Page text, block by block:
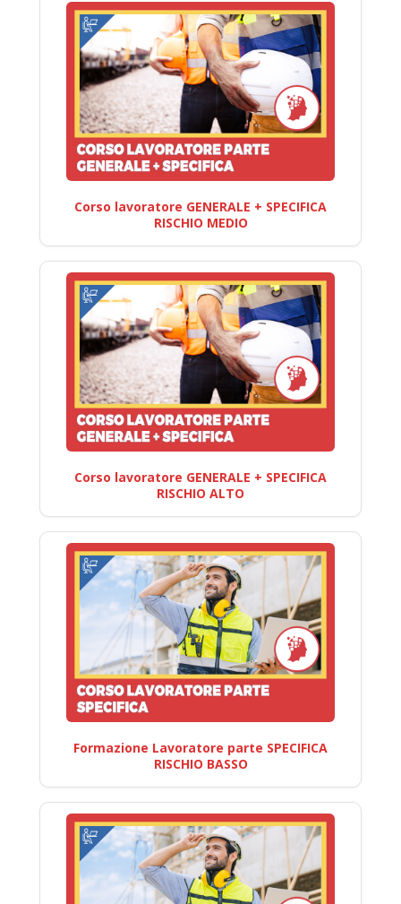
Corso lavoratore GENERALE + SPECIFICA
RISCHIO MEDIO
Corso lavoratore GENERALE + SPECIFICA
RISCHIO ALTO
Formazione Lavoratore parte SPECIFICA
RISCHIO BASSO